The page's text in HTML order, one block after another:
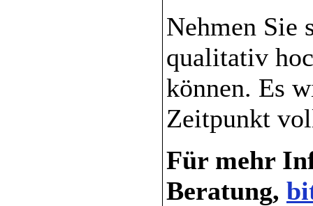
Nehmen Sie
qualitativ
können. Es
Zeitpunkt
Für mehr
Beratung,